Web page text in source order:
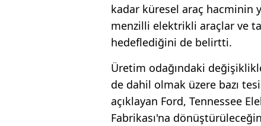
kadar küresel araç hacminin
menzilli elektrikli araçlar ve
hedeflediğini de belirtti.
Üretim odağındaki
de dahil olmak üzere bazı
açıklayan Ford, Tennessee
Fabrikası'na